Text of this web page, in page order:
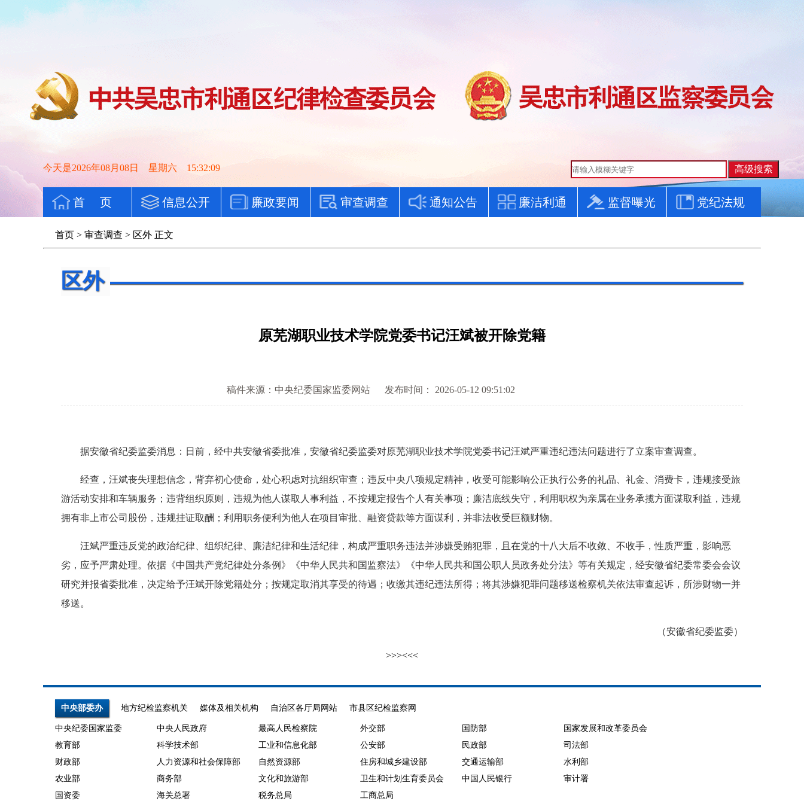
今天是2026年08月08日 星期六 15:32:10
首 页 信息公开 廉政要闻 审查调查 通知公告 廉洁利通 监督曝光 党纪法规
首页 > 审查调查 > 区外 正文
区外
原芜湖职业技术学院党委书记汪斌被开除党籍
稿件来源：中央纪委国家监委网站 发布时间： 2026-05-12 09:51:02
据安徽省纪委监委消息：日前，经中共安徽省委批准，安徽省纪委监委对原芜湖职业技术学院党委书记汪斌严重违纪违法问题进行了立案审查调查。
经查，汪斌丧失理想信念，背弃初心使命，处心积虑对抗组织审查；违反中央八项规定精神，收受可能影响公正执行公务的礼品、礼金、消费卡，违规接受旅
游活动安排和车辆服务；违背组织原则，违规为他人谋取人事利益，不按规定报告个人有关事项；廉洁底线失守，利用职权为亲属在业务承揽方面谋取利益，违规
拥有非上市公司股份，违规挂证取酬；利用职务便利为他人在项目审批、融资贷款等方面谋利，并非法收受巨额财物。
汪斌严重违反党的政治纪律、组织纪律、廉洁纪律和生活纪律，构成严重职务违法并涉嫌受贿犯罪，且在党的十八大后不收敛、不收手，性质严重，影响恶
劣，应予严肃处理。依据《中国共产党纪律处分条例》《中华人民共和国监察法》《中华人民共和国公职人员政务处分法》等有关规定，经安徽省纪委常委会会议
研究并报省委批准，决定给予汪斌开除党籍处分；按规定取消其享受的待遇；收缴其违纪违法所得；将其涉嫌犯罪问题移送检察机关依法审查起诉，所涉财物一并
移送。
（安徽省纪委监委）
>>><<<
中央部委办 地方纪检监察机关 媒体及相关机构 自治区各厅局网站 市县区纪检监察网
中央纪委国家监委 中央人民政府 最高人民检察院 外交部 国防部
国家发展和改革委员会
教育部
科学技术部 工业和信息化部 公安部 民政部
司法部
财政部
人力资源和社会保障部 自然资源部 住房和城乡建设部 交通运输部
水利部
农业部
商务部 文化和旅游部 卫生和计划生育委员会 中国人民银行
审计署
国资委
海关总署 税务总局 工商总局